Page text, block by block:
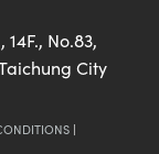
No.83,
City
|